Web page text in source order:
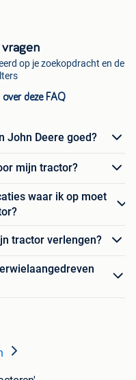
op je zoekopdracht en de
deze FAQ
John Deere goed?
mijn tractor?
waar ik op moet
tractor verlengen?